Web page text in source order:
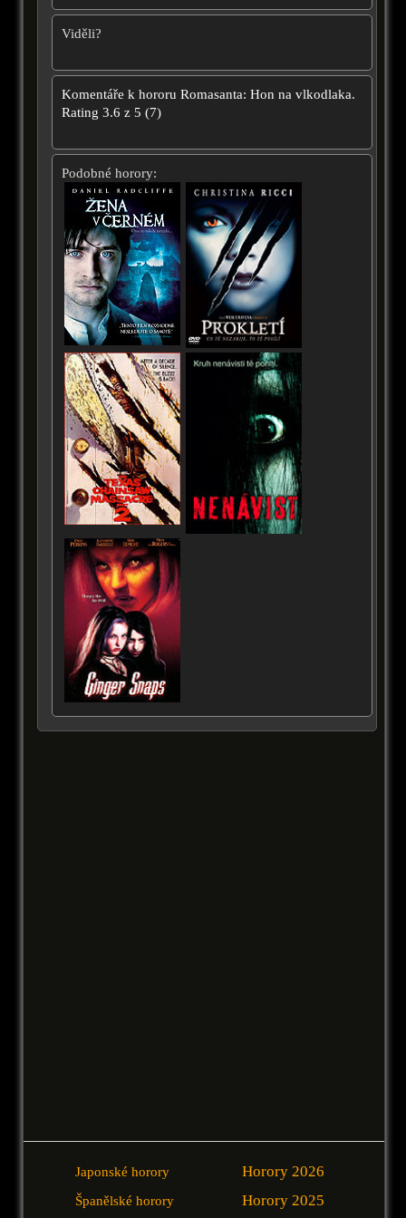
Viděli?
Komentáře k hororu Romasanta: Hon na vlkodlaka.
Rating 3.6 z 5 (7)
Podobné horory:
Japonské horory
Španělské horory
Horory 2026
Horory 2025